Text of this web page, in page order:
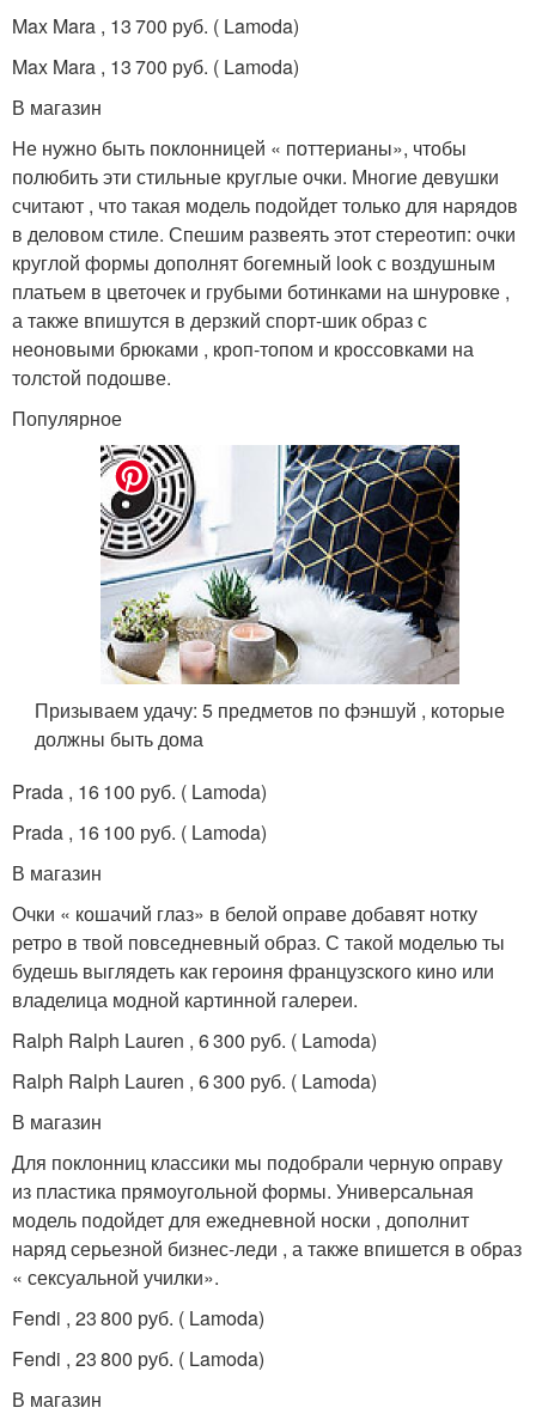
Max Mara , 13 700 руб. ( Lamoda)
Max Mara , 13 700 руб. ( Lamoda)
В магазин
Не нужно быть поклонницей « поттерианы», чтобы
полюбить эти стильные круглые очки. Многие девушки
считают , что такая модель подойдет только для нарядов
в деловом стиле. Спешим развеять этот стереотип: очки
круглой формы дополнят богемный look с воздушным
платьем в цветочек и грубыми ботинками на шнуровке ,
а также впишутся в дерзкий спорт-шик образ с
неоновыми брюками , кроп-топом и кроссовками на
толстой подошве.
Популярное
Призываем удачу: 5 предметов по фэншуй , которые
должны быть дома
Prada , 16 100 руб. ( Lamoda)
Prada , 16 100 руб. ( Lamoda)
В магазин
Очки « кошачий глаз» в белой оправе добавят нотку
ретро в твой повседневный образ. С такой моделью ты
будешь выглядеть как героиня французского кино или
владелица модной картинной галереи.
Ralph Ralph Lauren , 6 300 руб. ( Lamoda)
Ralph Ralph Lauren , 6 300 руб. ( Lamoda)
В магазин
Для поклонниц классики мы подобрали черную оправу
из пластика прямоугольной формы. Универсальная
модель подойдет для ежедневной носки , дополнит
наряд серьезной бизнес-леди , а также впишется в образ
« сексуальной училки».
Fendi , 23 800 руб. ( Lamoda)
Fendi , 23 800 руб. ( Lamoda)
В магазин